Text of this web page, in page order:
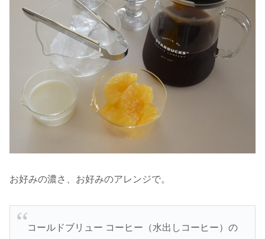
お好みの濃さ、お好みのアレンジで。
コールドブリュー コーヒー（水出しコーヒー）の